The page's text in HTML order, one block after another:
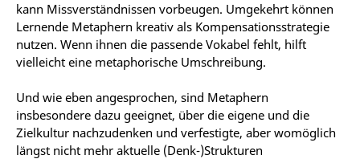
kann Missverständnissen vorbeugen. Umgekehrt können
Lernende Metaphern kreativ als Kompensationsstrategie
nutzen. Wenn ihnen die passende Vokabel fehlt, hilft
vielleicht eine metaphorische Umschreibung.
Und wie eben angesprochen, sind Metaphern
insbesondere dazu geeignet, über die eigene und die
Zielkultur nachzudenken und verfestigte, aber womöglich
längst nicht mehr aktuelle (Denk-)Strukturen